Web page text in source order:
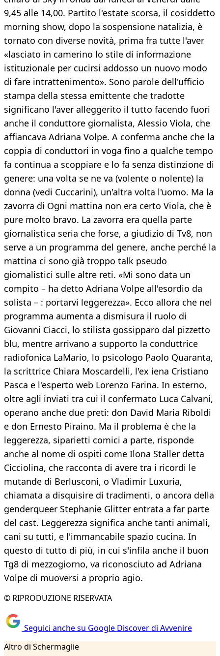
9,45 alle 14,00. Partito l'estate scorsa, il cosiddetto
morning show, dopo la sospensione natalizia, è
tornato con diverse novità, prima fra tutte l'aver
«lasciato in camerino lo stile di informazione
istituzionale per cucirsi addosso un nuovo modo
di fare intrattenimento». Sono parole dell'ufficio
stampa della stessa emittente che tradotte
significano l'aver alleggerito il tutto facendo fuori
anche il conduttore giornalista, Alessio Viola, che
affiancava Adriana Volpe. A conferma anche che la
coppia di conduttori in voga fino a qualche tempo
fa continua a scoppiare e lo fa senza distinzione di
genere: una volta se ne va (volente o nolente) la
donna (vedi Cuccarini), un'altra volta l'uomo. Ma la
zavorra di Ogni mattina non era certo Viola, che è
pure molto bravo. La zavorra era quella parte
giornalistica seria che forse, a giudizio di Tv8, non
serve a un programma del genere, anche perché la
mattina ci sono già troppo talk pseudo
giornalistici sulle altre reti. «Mi sono data un
compito – ha detto Adriana Volpe all'esordio da
solista – : portarvi leggerezza». Ecco allora che nel
programma aumenta a dismisura il ruolo di
Giovanni Ciacci, lo stilista gossipparo dal pizzetto
blu, mentre arrivano a supporto la conduttrice
radiofonica LaMario, lo psicologo Paolo Quaranta,
la scrittrice Chiara Moscardelli, l'ex iena Cristiano
Pasca e l'esperto web Lorenzo Farina. In esterno,
oltre agli inviati tra cui il confermato Luca Calvani,
operano anche due preti: don David Maria Riboldi
e don Ernesto Piraino. Ma il problema è che la
leggerezza, siparietti comici a parte, risponde
anche al nome di ospiti come Ilona Staller detta
Cicciolina, che racconta di avere tra i ricordi le
mutande di Berlusconi, o Vladimir Luxuria,
chiamata a disquisire di tradimenti, o ancora della
genderqueer Stephanie Glitter entrata a far parte
del cast. Leggerezza significa anche tanti animali,
cani su tutti, e l'immancabile spazio cucina. In
questo di tutto di più, in cui s'infila anche il buon
Tg8 di mezzogiorno, va riconosciuto ad Adriana
Volpe di muoversi a proprio agio.
© RIPRODUZIONE RISERVATA
Seguici anche su Google Discover di Avvenire
Altro di Schermaglie